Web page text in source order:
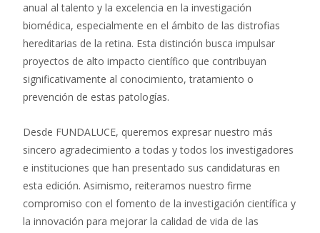
anual al talento y la excelencia en la investigación
biomédica, especialmente en el ámbito de las distrofias
hereditarias de la retina. Esta distinción busca impulsar
proyectos de alto impacto científico que contribuyan
significativamente al conocimiento, tratamiento o
prevención de estas patologías.
Desde FUNDALUCE, queremos expresar nuestro más
sincero agradecimiento a todas y todos los investigadores
e instituciones que han presentado sus candidaturas en
esta edición. Asimismo, reiteramos nuestro firme
compromiso con el fomento de la investigación científica y
la innovación para mejorar la calidad de vida de las